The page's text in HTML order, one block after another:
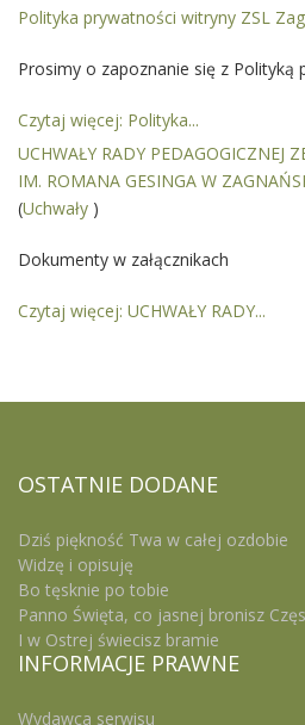
Polityka prywatności witryny ZSL
Prosimy o zapoznanie się z Polityką
Czytaj więcej: Polityka...
UCHWAŁY RADY PEDAGOGICZNEJ
IM. ROMANA GESINGA W
(Uchwały )
Dokumenty w załącznikach
Czytaj więcej: UCHWAŁY RADY...
OSTATNIE DODANE
Dziś piękność Twa w całej ozdobie
Widzę i opisuję
Bo tęsknie po tobie
Panno Święta, co jasnej bronisz
I w Ostrej świecisz bramie
INFORMACJE PRAWNE
Wydawca serwisu